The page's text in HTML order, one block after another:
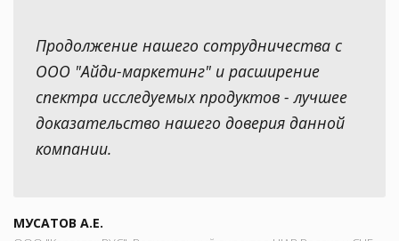
Продолжение нашего сотрудничества с
ООО "Айди-маркетинг" и расширение
спектра исследуемых продуктов - лучшее
доказательство нашего доверия данной
компании.
МУСАТОВ А.Е.